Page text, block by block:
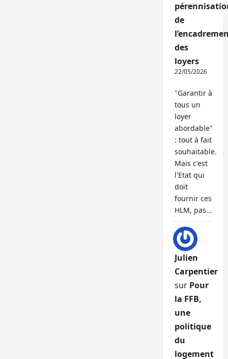
de
des
loyers
22/05/2026
"Garantir à
tous un
loyer
abordable"
: tout à fait
souhaitable.
Mais c'est
l'Etat qui
doit
fournir ces
HLM, pas…
Julien
Carpentier
sur Pour
la FFB,
une
politique
du
logement